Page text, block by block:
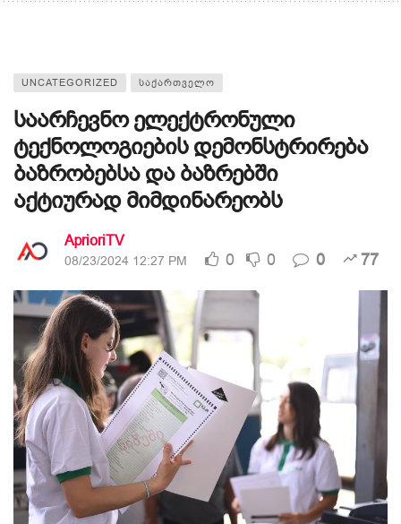
UNCATEGORIZED ᲡᲐᲥᲐᲠᲗᲕᲔᲚᲝ
საარჩევნო ელექტრონული
ტექნოლოგიების დემონსტრირება
ბაზრობებსა და ბაზრებში
აქტიურად მიმდინარეობს
AprioriTV
08/23/2024 12:27 PM 0 0 0 77